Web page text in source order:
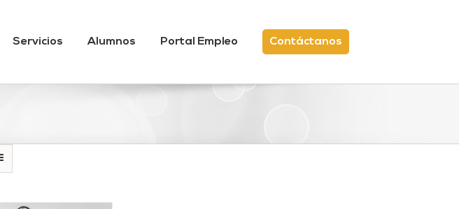
Servicios Alumnos Portal Empleo Contáctanos